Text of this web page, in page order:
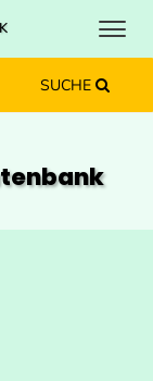
springenspringen
springen
springen
SUCHE